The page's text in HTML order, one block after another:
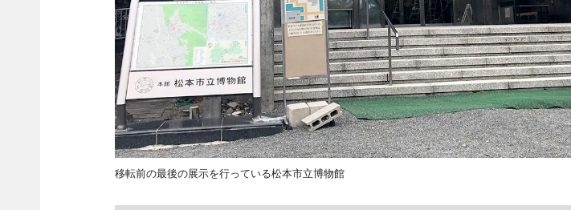
移転前の最後の展示を行っている松本市立博物館